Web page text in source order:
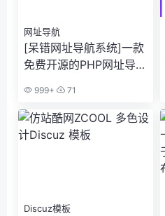
网址导航
[呆错网址导航系统]一款
免费开源的PHP网址导航
积分发布,VIP发布
999+ 71
Discuz模板